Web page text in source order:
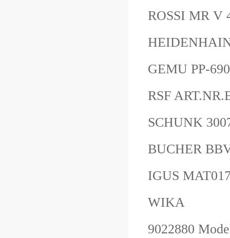
ROSSI MR V
GEMU PP-
RSF
SCHUNK
BUCHER
IGUS
WIKA
9022880